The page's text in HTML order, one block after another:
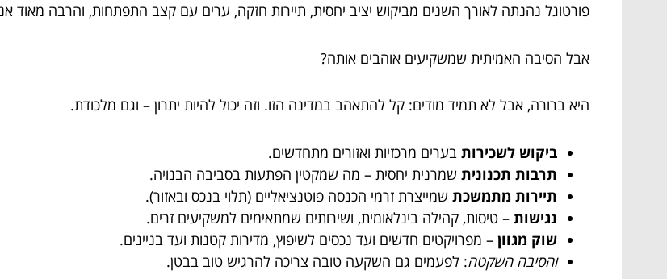
פורטוגל נהנתה לאורך השנים מביקוש יציב יחסית, תיירות חזקה, ערים עם קצב התפתחות, והרבה מאוד
אבל הסיבה האמיתית שמשקיעים אוהבים אותה?
היא ברורה, אבל לא תמיד מודים: קל להתאהב במדינה הזו. וזה יכול להיות יתרון – וגם מלכודת.
ביקוש לשכירות בערים מרכזיות ואזורים מתחדשים.
תרבות תכנונית שמרנית יחסית – מה שמקטין הפתעות בסביבה הבנויה.
תיירות מתמשכת שמייצרת זרמי הכנסה פוטנציאליים (תלוי בנכס ובאזור).
נגישות – טיסות, קהילה בינלאומית, ושירותים שמתאימים למשקיעים זרים.
שוק מגוון – מפרויקטים חדשים ועד נכסים לשיפוץ, מדירות קטנות ועד בניינים.
והסיבה השקטה: לפעמים גם השקעה טובה צריכה להרגיש טוב בבטן.